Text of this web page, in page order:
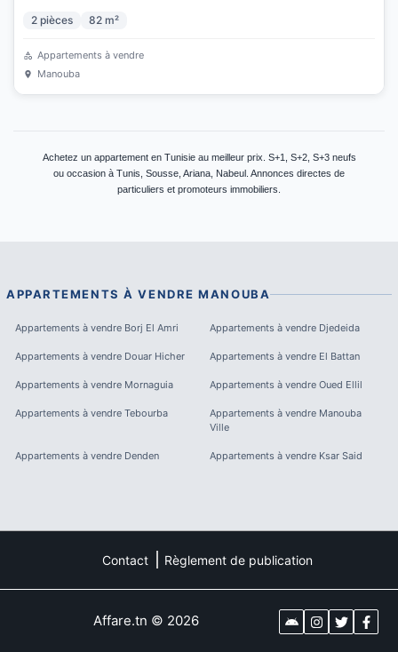
2 pièces 82 m²
Appartements à vendre
Manouba
Achetez un appartement en Tunisie au meilleur prix. S+1, S+2, S+3 neufs
ou occasion à Tunis, Sousse, Ariana, Nabeul. Annonces directes de
particuliers et promoteurs immobiliers.
APPARTEMENTS À VENDRE MANOUBA
Appartements à vendre Borj El Amri Appartements à vendre Djedeida
Appartements à vendre Douar Hicher Appartements à vendre El Battan
Appartements à vendre Mornaguia Appartements à vendre Oued Ellil
Appartements à vendre Tebourba Appartements à vendre Manouba
Ville
Appartements à vendre Denden Appartements à vendre Ksar Said
Contact Règlement de publication
Affare.tn © 2026